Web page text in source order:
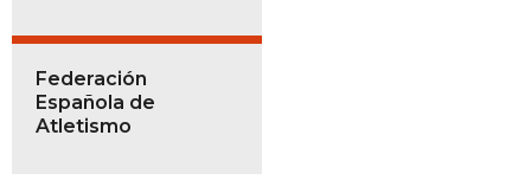
Federación
Española de
Atletismo